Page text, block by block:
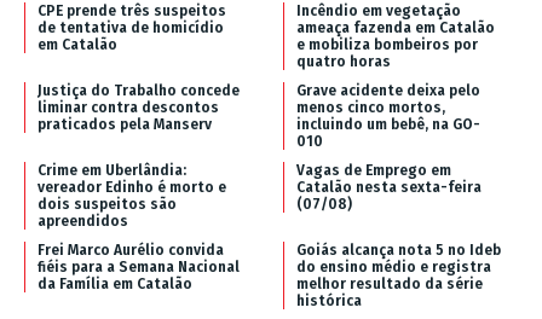
CPE prende três suspeitos
de tentativa de homicídio
em Catalão
Incêndio em vegetação
ameaça fazenda em Catalão
e mobiliza bombeiros por
quatro horas
Justiça do Trabalho concede
liminar contra descontos
praticados pela Manserv
Grave acidente deixa pelo
menos cinco mortos,
incluindo um bebê, na GO-
010
Crime em Uberlândia:
vereador Edinho é morto e
dois suspeitos são
apreendidos
Vagas de Emprego em
Catalão nesta sexta-feira
(07/08)
Frei Marco Aurélio convida
fiéis para a Semana Nacional
da Família em Catalão
Goiás alcança nota 5 no Ideb
do ensino médio e registra
melhor resultado da série
histórica